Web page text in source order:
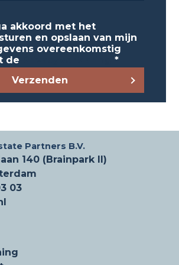
de gedeelde algemene
gangen, toiletten etc. Zie de
de netto metrages.
servicekosten, collectieve
en het gebruik van de
Exclusief b.t.w. en
zijn voorzien van o.a.:
& ruime modern ingerichte
akkoord met het
en opslaan van mijn
overeenkomstig
de
*
Verzenden
Partners B.V.
140 (Brainpark II)
03